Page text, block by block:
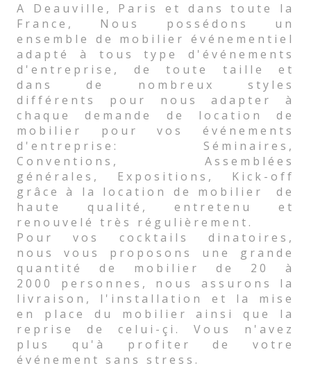
A Deauville, Paris et dans toute la
France, Nous possédons un
ensemble de mobilier événementiel
adapté à tous type d'événements
d'entreprise, de toute taille et
dans de nombreux styles
différents pour nous adapter à
chaque demande de location de
mobilier pour vos événements
d'entreprise: Séminaires,
Conventions, Assemblées
générales, Expositions, Kick-off
grâce à la location de mobilier de
haute qualité, entretenu et
renouvelé très régulièrement.
Pour vos cocktails dinatoires,
nous vous proposons une grande
quantité de mobilier de 20 à
2000 personnes, nous assurons la
livraison, l'installation et la mise
en place du mobilier ainsi que la
reprise de celui-çi. Vous n'avez
plus qu'à profiter de votre
événement sans stress.